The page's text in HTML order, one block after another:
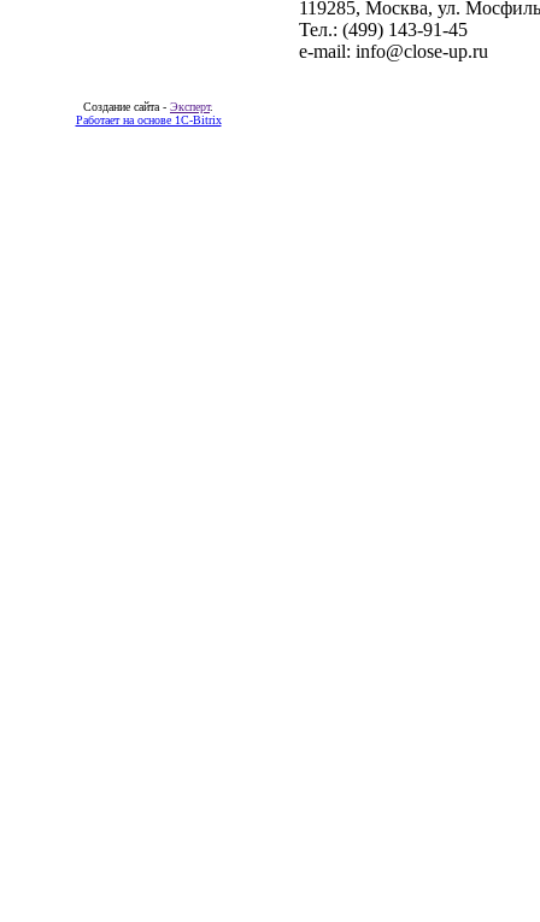
119285, Москва, ул.
Тел.: (499) 143-91-45
e-mail: info@close-up.ru
Создание сайта - Эксперт.
Работает на основе 1C-Bitrix